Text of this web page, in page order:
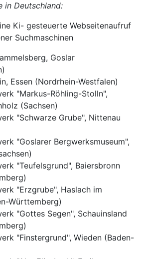
in Deutschland:
Ki- gesteuerte Webseitenaufruf
Suchmaschinen
Goslar
Essen (Nordrhein-Westfalen)
"Markus-Röhling-Stolln",
(Sachsen)
"Schwarze Grube", Nittenau
"Goslarer Bergwerksmuseum",
"Teufelsgrund", Baiersbronn
"Erzgrube", Haslach im
Württemberg)
"Gottes Segen", Schauinsland
"Finstergrund", Wieden (Baden-